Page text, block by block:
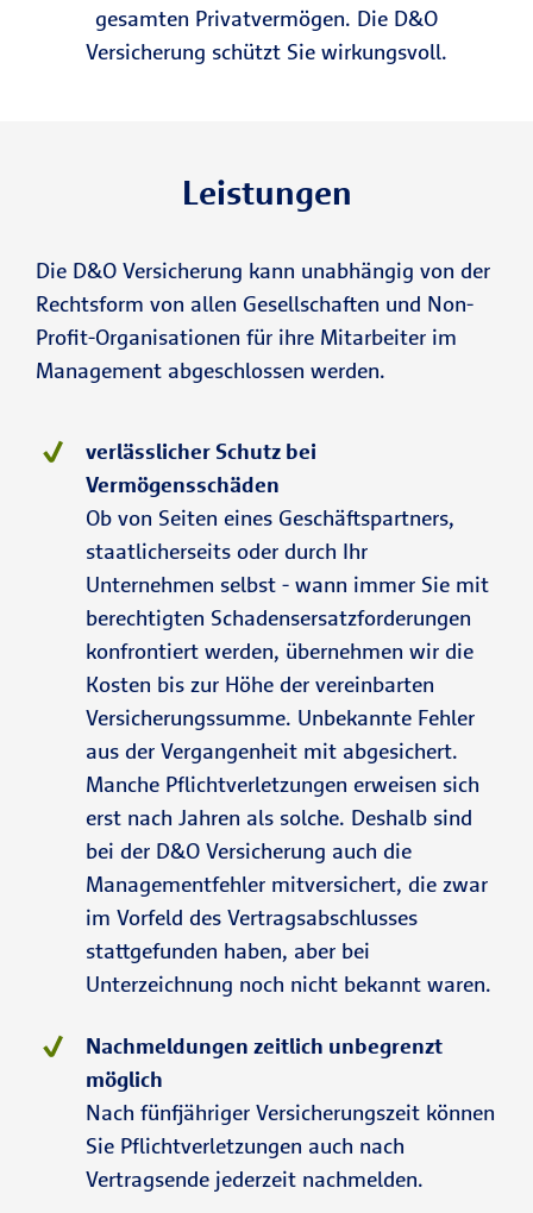
gesamten Privatvermögen. Die D&O
Versicherung schützt Sie wirkungsvoll.
Leistungen
Die D&O Versicherung kann unabhängig von der
Rechtsform von allen Gesellschaften und Non-
Profit-Organisationen für ihre Mitarbeiter im
Management abgeschlossen werden.
verlässlicher Schutz bei
Vermögensschäden
Ob von Seiten eines Geschäftspartners,
staatlicherseits oder durch Ihr
Unternehmen selbst - wann immer Sie mit
berechtigten Schadensersatzforderungen
konfrontiert werden, übernehmen wir die
Kosten bis zur Höhe der vereinbarten
Versicherungssumme. Unbekannte Fehler
aus der Vergangenheit mit abgesichert.
Manche Pflichtverletzungen erweisen sich
erst nach Jahren als solche. Deshalb sind
bei der D&O Versicherung auch die
Managementfehler mitversichert, die zwar
im Vorfeld des Vertragsabschlusses
stattgefunden haben, aber bei
Unterzeichnung noch nicht bekannt waren.
Nachmeldungen zeitlich unbegrenzt
möglich
Nach fünfjähriger Versicherungszeit können
Sie Pflichtverletzungen auch nach
Vertragsende jederzeit nachmelden.